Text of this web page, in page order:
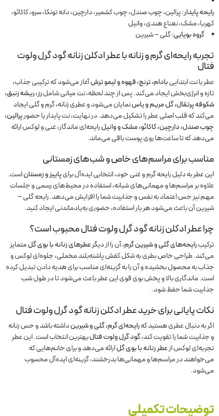
رایحه پایدار:پرالین، چوب صندل، چوب کشمیر، دارچین، دانه تونکا، سرو، کاکائو،
کهربا، مشک، نعناع هندی، وانیل
گروه بویایی:گلی – شیرین
تجربه رایحه‌ای گرم و زنانه با عطر ادکلن زنانه گود گرل ولوت
فتال
عطر با نت ابتداییبادام، ترنج، قهوه و لیمو ترشآغاز می‌شود که ترکیبی جذاب،
تازه و انرژی‌بخش ایجاد می‌کند. پس از چند لحظه، نت میانی شاملرز، ریشه زنبق،
شکوفه پرتقال، گل مریم و یاسنمایان می‌شود و عطری زنانه، گرم و گلی ایجاد
می‌کند که قلب اصلی عطر را تشکیل می‌دهد. در نهایت، نت پایدار با حضورپرالین،
چوب صندل، دارچین، کاکائو، مشک و وانیلرایحه‌ای ماندگار، غنی و لوکس ارائه
می‌دهد که تا ساعت‌ها روی پوست باقی می‌ماند.
مناسب برای مراسم‌های خاص و شب‌های زمستانی
این عطر به دلیل رایحه گرم و غنی خود، انتخابی ایده‌آل برایپاییز و زمستاناست.
علاوه بر مراسم‌ها و مهمانی‌های شبانه، استفاده در محیط‌های رسمی و جلسات
مهم نیز حس اعتماد به نفس و جذابیت شما را افزایش می‌دهد. رایحه گلی –
شیرین آن باعث می‌شود هر بار استفاده، حضوری به‌یادماندنی ایجاد کنید.
چرا عطر ادکلن زنانه گود گرل ولوت فتال محبوب است؟
ترکیبرایحه‌های گلی و شیرین گرم، آن را از دیگرعطرهای زنانه با بوی گلمتمایز
می‌کند. طراحی خاص بطری به شکل کفش پاشنه‌بلند مخملی، جلوه‌ای لوکس و
جذاب به محصول بخشیده و آن را به گزینه‌ای مناسب برای هدیه دادن تبدیل کرده
است. ماندگاری بالا و پخش بوی قوی این عطر باعث می‌شود تا در طول شب
جذابیت شما حفظ شود.
نکات پایانی برای خرید عطر ادکلن زنانه گود گرل ولوت فتال
اگر به دنبال عطری هستید کهرایحه‌ای گرم، گلی و شیرینداشته باشد و حس زنانه
و جذابیت شما را تقویت کند،گود گرل ولوت فتالبهترین انتخاب است. این عطر
تجربه‌ای لوکس ازعطر زنانه با بوی گلارائه می‌دهد و برای خانم‌هایی که
می‌خواهند در مراسم‌ها و مهمانی‌ها بدرخشند، گزینه‌ای ایده‌آل محسوب
می‌شود.
توضیحات تکمیلی